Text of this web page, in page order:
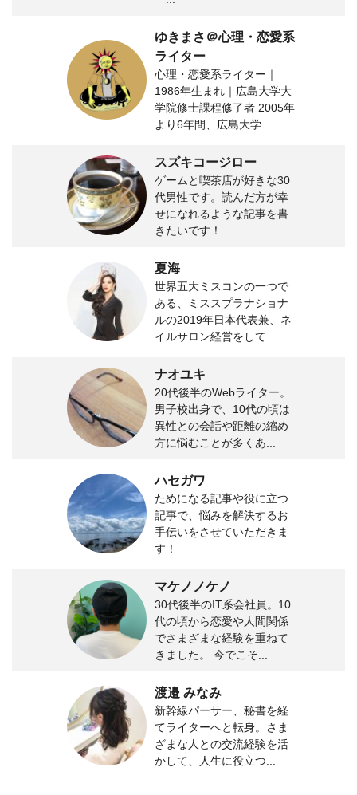
ゆきまさ＠心理・恋愛系
ライター
心理・恋愛系ライター｜
1986年生まれ｜広島大学大
学院修士課程修了者 2005年
より6年間、広島大学...
スズキコージロー
ゲームと喫茶店が好きな30
代男性です。読んだ方が幸
せになれるような記事を書
きたいです！
夏海
世界五大ミスコンの一つで
ある、ミススプラナショナ
ルの2019年日本代表兼、ネ
イルサロン経営をして...
ナオユキ
20代後半のWebライター。
男子校出身で、10代の頃は
異性との会話や距離の縮め
方に悩むことが多くあ...
ハセガワ
ためになる記事や役に立つ
記事で、悩みを解決するお
手伝いをさせていただきま
す！
マケノノケノ
30代後半のIT系会社員。10
代の頃から恋愛や人間関係
でさまざまな経験を重ねて
きました。 今でこそ...
渡邉 みなみ
新幹線パーサー、秘書を経
てライターへと転身。さま
ざまな人との交流経験を活
かして、人生に役立つ...